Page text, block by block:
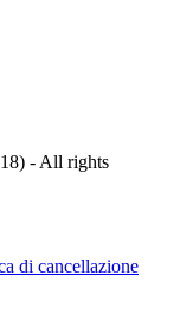
- All rights
di cancellazione